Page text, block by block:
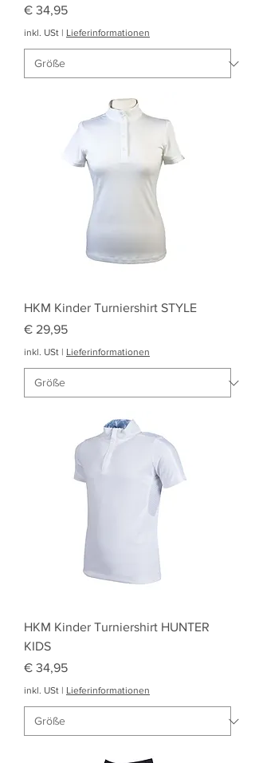
Preis
€ 34,95
inkl. USt | Lieferinformationen
HKM Kinder Turniershirt STYLE
Preis
€ 29,95
inkl. USt | Lieferinformationen
HKM Kinder Turniershirt HUNTER
KIDS
Preis
€ 34,95
inkl. USt | Lieferinformationen